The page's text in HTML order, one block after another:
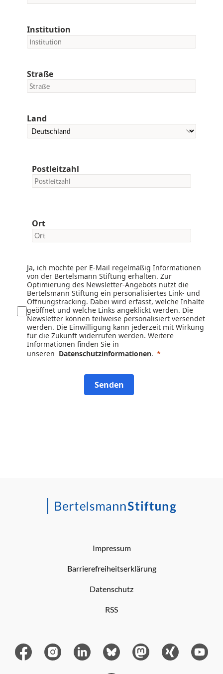
Institution
Straße
Land
Postleitzahl
Ort
Ja, ich möchte per E-Mail regelmäßig Informationen
von der Bertelsmann Stiftung erhalten. Zur
Optimierung des Newsletter-Angebots nutzt die
Bertelsmann Stiftung ein personalisiertes Link- und
Öffnungstracking. Dabei wird erfasst, welche Inhalte
geöffnet und welche Links angeklickt werden. Die
Newsletter können teilweise personalisiert versendet
werden. Die Einwilligung kann jederzeit mit Wirkung
für die Zukunft widerrufen werden. Weitere
Informationen finden Sie in
unseren Datenschutzinformationen.
Senden
Impressum
Barrierefreiheitserklärung
Datenschutz
RSS